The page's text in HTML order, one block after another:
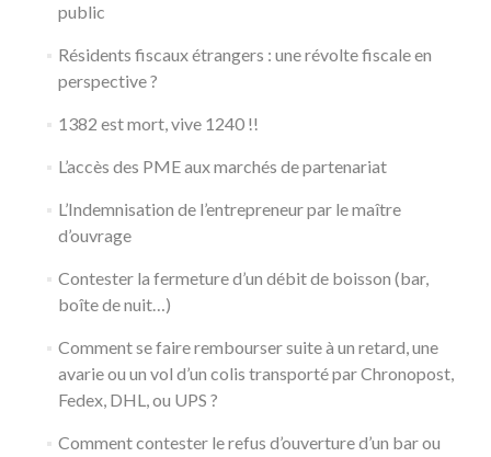
public
Résidents fiscaux étrangers : une révolte fiscale en
perspective ?
1382 est mort, vive 1240 !!
L’accès des PME aux marchés de partenariat
L’Indemnisation de l’entrepreneur par le maître
d’ouvrage
Contester la fermeture d’un débit de boisson (bar,
boîte de nuit…)
Comment se faire rembourser suite à un retard, une
avarie ou un vol d’un colis transporté par Chronopost,
Fedex, DHL, ou UPS ?
Comment contester le refus d’ouverture d’un bar ou